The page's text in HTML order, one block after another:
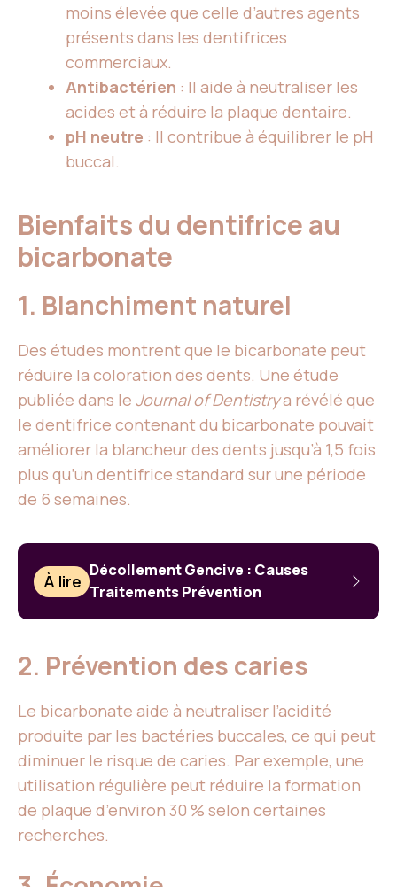
moins élevée que celle d’autres agents
présents dans les dentifrices
commerciaux.
Antibactérien : Il aide à neutraliser les
acides et à réduire la plaque dentaire.
pH neutre : Il contribue à équilibrer le pH
buccal.
Bienfaits du dentifrice au
bicarbonate
1. Blanchiment naturel
Des études montrent que le bicarbonate peut
réduire la coloration des dents. Une étude
publiée dans le Journal of Dentistrya révélé que
le dentifrice contenant du bicarbonate pouvait
améliorer la blancheur des dents jusqu’à 1,5 fois
plus qu’un dentifrice standard sur une période
de 6 semaines.
À lire
Décollement Gencive : Causes
Traitements Prévention
2. Prévention des caries
Le bicarbonate aide à neutraliser l’acidité
produite par les bactéries buccales, ce qui peut
diminuer le risque de caries. Par exemple, une
utilisation régulière peut réduire la formation
de plaque d’environ 30 % selon certaines
recherches.